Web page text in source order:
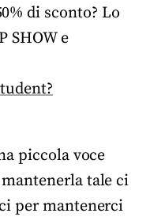
di sconto? Lo
SHOW e
piccola voce
tale ci
per mantenerci